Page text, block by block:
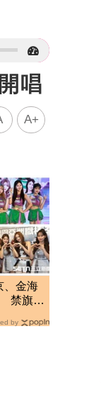
唱
A+
、金海
禁旗下
by